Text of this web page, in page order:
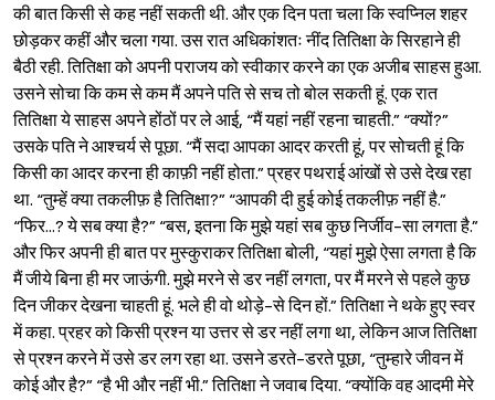
की बात किसी से कह नहीं सकती थी. और एक दिन पता चला कि स्वप्निल शहर
छोड़कर कहीं और चला गया. उस रात अधिकांशतः नींद तितिक्षा के सिरहाने ही
बैठी रही. तितिक्षा को अपनी पराजय को स्वीकार करने का एक अजीब साहस हुआ.
उसने सोचा कि कम से कम मैं अपने पति से सच तो बोल सकती हूं. एक रात
तितिक्षा ये साहस अपने होंठों पर ले आई, “मैं यहां नहीं रहना चाहती.” “क्यों?”
उसके पति ने आश्‍चर्य से पूछा. “मैं सदा आपका आदर करती हूं, पर सोचती हूं कि
किसी का आदर करना ही काफ़ी नहीं होता.” प्रहर पथराई आंखों से उसे देख रहा
था. “तुम्हें क्या तकलीफ़ है तितिक्षा?” “आपकी दी हुई कोई तकलीफ़ नहीं है.”
“फिर...? ये सब क्या है?” “बस, इतना कि मुझे यहां सब कुछ निर्जीव-सा लगता है.”
और फिर अपनी ही बात पर मुस्कुराकर तितिक्षा बोली, “यहां मुझे ऐसा लगता है कि
मैं जीये बिना ही मर जाऊंगी. मुझे मरने से डर नहीं लगता, पर मैं मरने से पहले कुछ
दिन जीकर देखना चाहती हूं. भले ही वो थोड़े-से दिन हों.” तितिक्षा ने थके हुए स्वर
में कहा. प्रहर को किसी प्रश्‍न या उत्तर से डर नहीं लगा था, लेकिन आज तितिक्षा
से प्रश्‍न करने में उसे डर लग रहा था. उसने डरते-डरते पूछा, “तुम्हारे जीवन में
कोई और है?” “है भी और नहीं भी.” तितिक्षा ने जवाब दिया. “क्योंकि वह आदमी मेरे